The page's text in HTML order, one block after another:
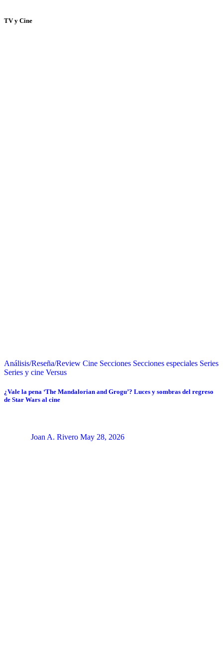
TV y Cine
Análisis/Reseña/Review Cine Secciones Secciones especiales Series
Series y cine Versus
¿Vale la pena ‘The Mandalorian and Grogu’? Luces y sombras del regreso
de Star Wars al cine
Joan A. Rivero May 28, 2026